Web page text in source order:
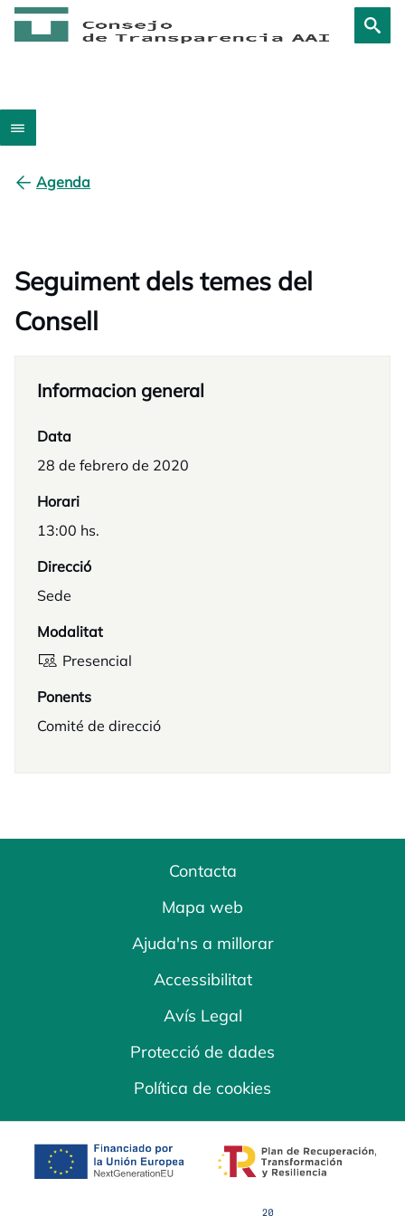
Agenda
Seguiment dels temes del
Consell
Informacion general
Data
28 de febrero de 2020
Horari
13:00 hs.
Direcció
Sede
Modalitat
Presencial
Ponents
Comité de direcció
Contacta
Mapa web
Ajuda'ns a millorar
Accessibilitat
Avís Legal
Protecció de dades
Política de cookies
opens in a new tab opens in a new